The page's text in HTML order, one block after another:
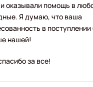
и оказывали помощь в
Я думаю, что ваша
в
нашей!
за все!